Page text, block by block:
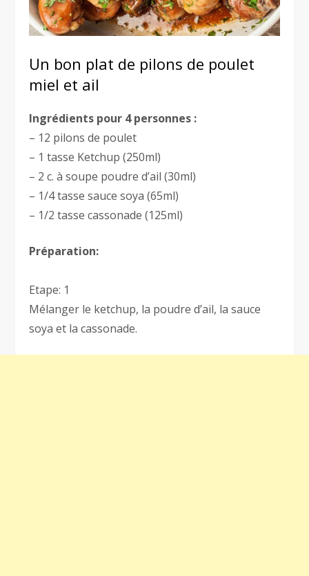
Un bon plat de pilons de poulet
miel et ail
Ingrédients pour 4 personnes :
– 12 pilons de poulet
– 1 tasse Ketchup (250ml)
– 2 c. à soupe poudre d’ail (30ml)
– 1/4 tasse sauce soya (65ml)
– 1/2 tasse cassonade (125ml)
Préparation:
Etape: 1
Mélanger le ketchup, la poudre d’ail, la sauce
soya et la cassonade.